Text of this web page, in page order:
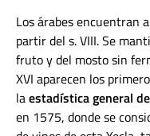
Los árabes encuentran
partir del s. VIII. Se
fruto y del mosto sin
XVI aparecen los
laestadística general
en 1575, donde se